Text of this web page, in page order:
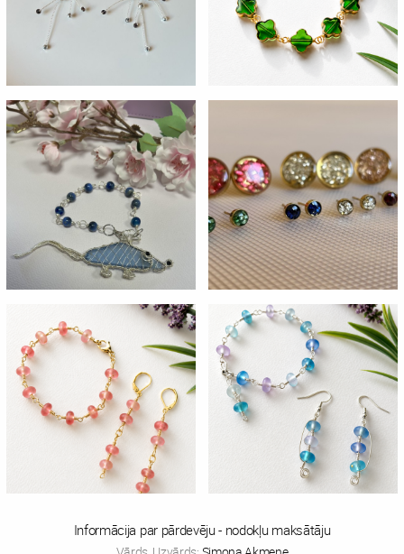
Informācija par pārdevēju - nodokļu maksātāju